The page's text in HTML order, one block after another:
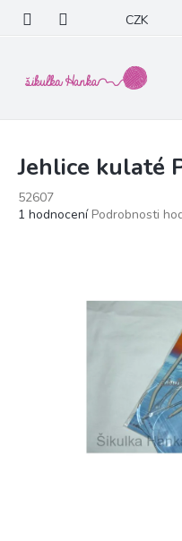
obsah
CZK
Jehlice kulaté
52607
Průměrné
1 hodnocení Podrobnosti